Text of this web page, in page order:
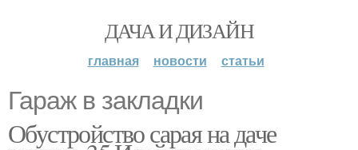
ДАЧА И ДИЗАЙН
главная новости статьи
Гараж в закладки
Обустройство сарая на даче